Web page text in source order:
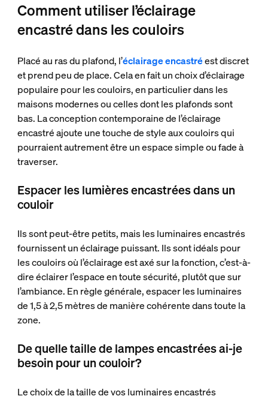
Comment utiliser l’éclairage
encastré dans les couloirs
Placé au ras du plafond, l’éclairage encastréest discret
et prend peu de place. Cela en fait un choix d’éclairage
populaire pour les couloirs, en particulier dans les
maisons modernes ou celles dont les plafonds sont
bas. La conception contemporaine de l’éclairage
encastré ajoute une touche de style aux couloirs qui
pourraient autrement être un espace simple ou fade à
traverser.
Espacer les lumières encastrées dans un
couloir
Ils sont peut-être petits, mais les luminaires encastrés
fournissent un éclairage puissant. Ils sont idéals pour
les couloirs où l’éclairage est axé sur la fonction, c’est-à-
dire éclairer l’espace en toute sécurité, plutôt que sur
l’ambiance. En règle générale, espacer les luminaires
de 1,5 à 2,5 mètres de manière cohérente dans toute la
zone.
De quelle taille de lampes encastrées ai-je
besoin pour un couloir?
Le choix de la taille de vos luminaires encastrés